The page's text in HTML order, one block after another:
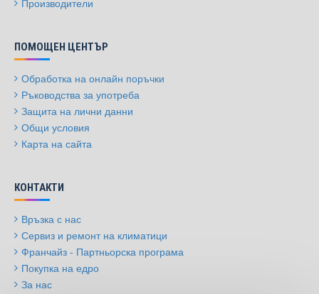
Производители
ПОМОЩЕН ЦЕНТЪР
Обработка на онлайн поръчки
Ръководства за употреба
Защита на лични данни
Общи условия
Карта на сайта
КОНТАКТИ
Връзка с нас
Сервиз и ремонт на климатици
Франчайз - Партньорска програма
Покупка на едро
За нас